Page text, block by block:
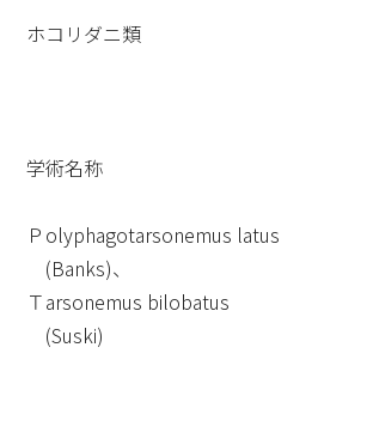
ホコリダニ類
学術名称
Ｐolyphagotarsonemus latus
(Banks)、
Ｔarsonemus bilobatus
(Suski)